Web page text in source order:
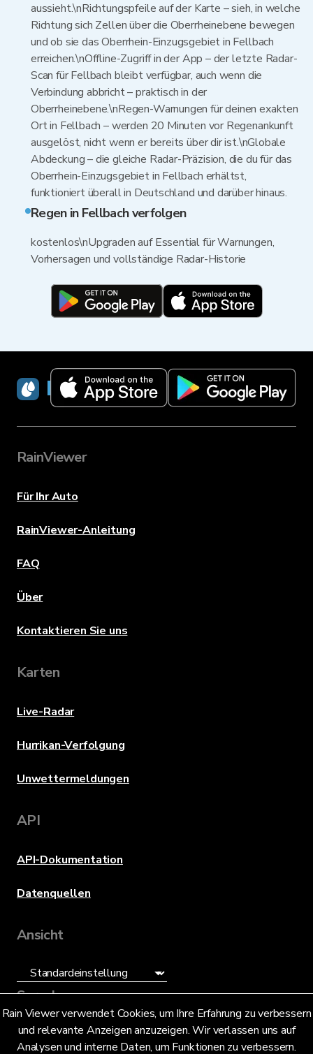
aussieht.\nRichtungspfeile auf der Karte – sieh, in welche
Richtung sich Zellen über die Oberrheinebene bewegen
und ob sie das Oberrhein-Einzugsgebiet in Fellbach
erreichen.\nOffline-Zugriff in der App – der letzte Radar-
Scan für Fellbach bleibt verfügbar, auch wenn die
Verbindung abbricht – praktisch in der
Oberrheinebene.\nRegen-Warnungen für deinen exakten
Ort in Fellbach – werden 20 Minuten vor Regenankunft
ausgelöst, nicht wenn er bereits über dir ist.\nGlobale
Abdeckung – die gleiche Radar-Präzision, die du für das
Oberrhein-Einzugsgebiet in Fellbach erhältst,
funktioniert überall in Deutschland und darüber hinaus.
Regen in Fellbach verfolgen
kostenlos\nUpgraden auf Essential für Warnungen,
Vorhersagen und vollständige Radar-Historie
Rain Viewer verwendet Cookies, um Ihre Erfahrung zu verbessern
und relevante Anzeigen anzuzeigen. Wir verlassen uns auf
Analysen und interne Daten, um Funktionen zu verbessern.
RainViewer
RainViewer
Für Ihr Auto
RainViewer-Anleitung
FAQ
Über
Kontaktieren Sie uns
Karten
Live-Radar
Hurrikan-Verfolgung
Unwettermeldungen
API
API-Dokumentation
Datenquellen
Ansicht
Sprache
Deutsch (DE)